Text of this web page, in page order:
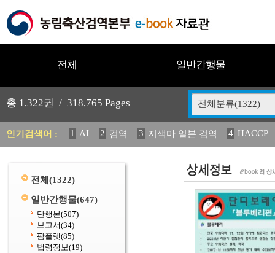
전체 일반간행물
총 1,322권 / 318,765 Pages 전체분류(1322)
인기검색어 : 1 AI 2 검역 3 지색마 일본 검역 4 HACCP
11 2025 12 중독성 식물 도감 13 媛 異 14
전체 (1322)
일반간행물(647)
단행본(507)
보고서(34)
팜플렛(85)
법령정보(19)